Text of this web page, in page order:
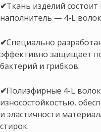
✔Ткань изделий состоит
наполнитель — 4-L
✔Специально
эффективно защищает
бактерий и грибков.
✔Полиэфирные 4-L
износостойкостью,
и эластичности
стирок.